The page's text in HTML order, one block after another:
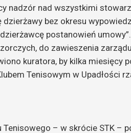
nadzór nad wszystkimi
bez okresu
postanowień
do zawieszenia
kuratora, by kilka miesięcy
Tenisowym w Upadłości
– w skrócie STK –